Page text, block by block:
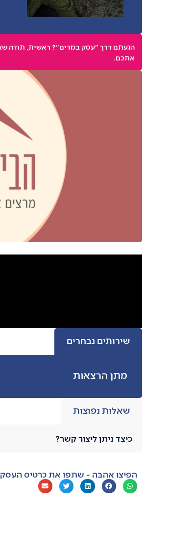
אתכם.
שירותים נבחרים
מתן הרצאות
שאלות נפוצות
כיצד ניתן ליצור קשר?
הפיצו אהבה - שתפו את כרטיס העסק